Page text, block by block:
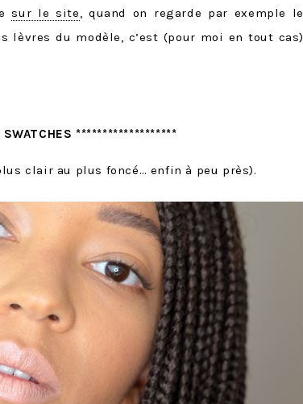
sur le site, quand on regarde par exemple le
lèvres du modèle, c’est (pour moi en tout cas)
*******************
clair au plus foncé… enfin à peu près).